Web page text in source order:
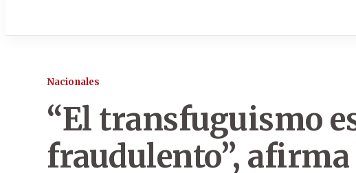
Nacionales
“El transfuguismo
fraudulento”,